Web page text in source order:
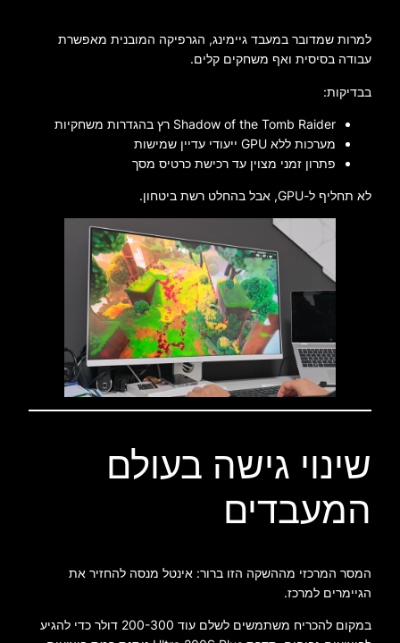
למרות שמדובר במעבד גיימינג, הגרפיקה המובנית מאפשרת
עבודה בסיסית ואף משחקים קלים.
בבדיקות:
Shadow of the Tomb Raider רץ בהגדרות משחקיות
מערכות ללא GPU ייעודי עדיין שמישות
פתרון זמני מצוין עד רכישת כרטיס מסך
לא תחליף ל-GPU, אבל בהחלט רשת ביטחון.
שינוי גישה בעולם
המעבדים
המסר המרכזי מההשקה הזו ברור: אינטל מנסה להחזיר את
הגיימרים למרכז.
במקום להכריח משתמשים לשלם עוד 200-300 דולר כדי להגיע